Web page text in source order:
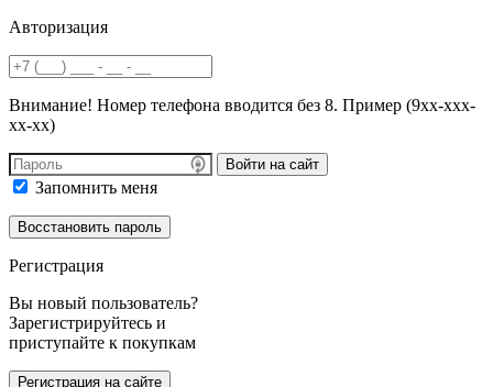
Авторизация
Внимание! Номер телефона вводится без 8. Пример (9хх-ххх-
хх-хх)
Войти на сайт
Запомнить меня
Регистрация
Вы новый пользователь?
Зарегистрируйтесь и
приступайте к покупкам